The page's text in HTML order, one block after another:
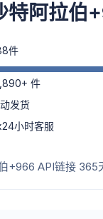
特阿拉伯
件
件
发货
小时客服
+966 API链接 365